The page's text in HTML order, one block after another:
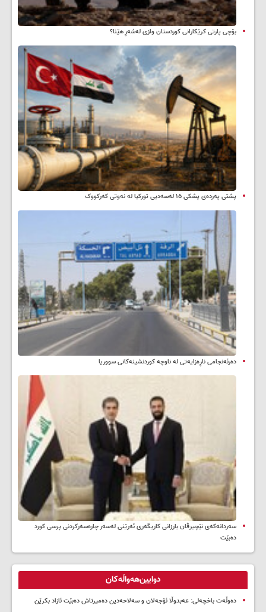
بۆچی پارتی کرێکارانی کوردستان وازی لەشەڕ هێنا؟
پشتی پەردەی پشکی ١٥ لەسەدیی تورکیا لە نەوتی کەرکووک
دەرئەنجامی ناڕەزایەتی لە ناوچە کوردنشینەکانی سووریا
سه‌ردانه‌کەی نێچیرڤان بارزانی كاریگه‌ری ئه‌رێنی له‌سه‌ر چاره‌سه‌ركردنی پرسی كورد
ده‌بێت
دوایین‌هەواڵەکان
دەوڵەت باخچەلی: عەبدوڵا ئۆجەلان و سەلاحەدین دەمیرتاش دەبێت ئازاد بکرێن